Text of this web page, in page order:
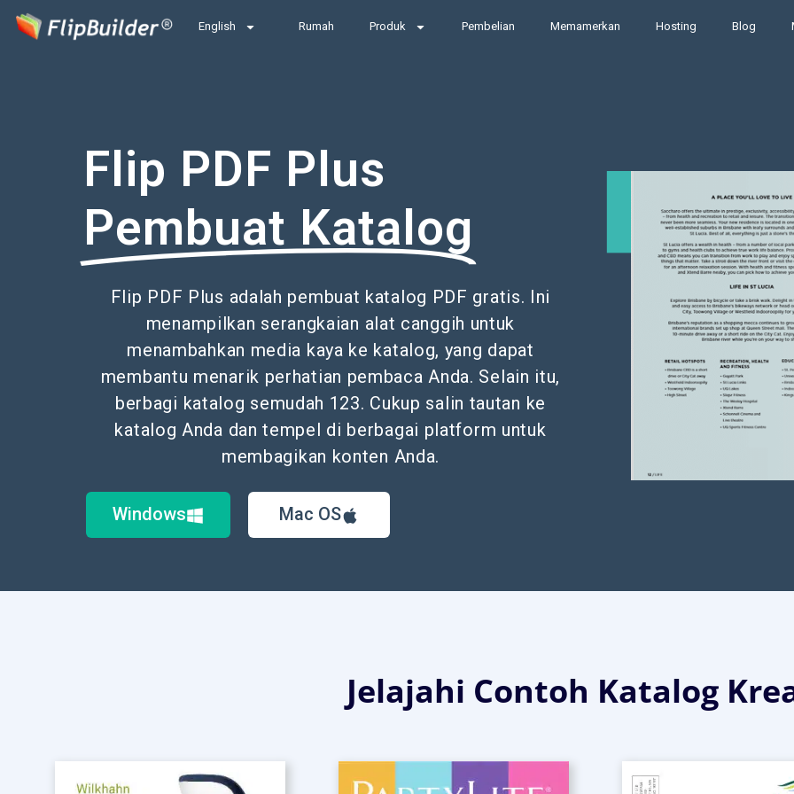
English Rumah Produk Pembelian Memamerkan Hosting Blog
Flip PDF Plus
Pembuat Katalog
Flip PDF Plus adalah pembuat katalog PDF gratis. Ini
menampilkan serangkaian alat canggih untuk
menambahkan media kaya ke katalog, yang dapat
membantu menarik perhatian pembaca Anda. Selain itu,
berbagi katalog semudah 123. Cukup salin tautan ke
katalog Anda dan tempel di berbagai platform untuk
membagikan konten Anda.
Windows Mac OS
Jelajahi Contoh Katalog